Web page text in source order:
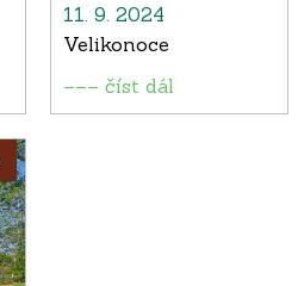
11. 9. 2024
Velikonoce
––– číst dál